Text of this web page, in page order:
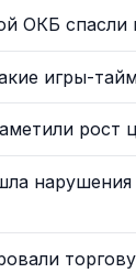
ОКБ спасли
игры-
рост